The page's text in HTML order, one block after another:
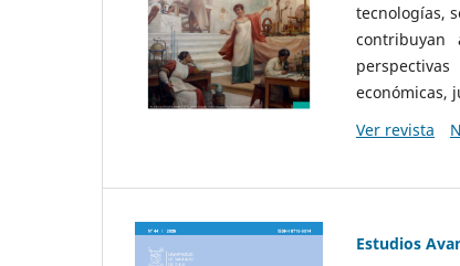
tecnologías,
contribuyan
económicas,
Ver revista
Estudios